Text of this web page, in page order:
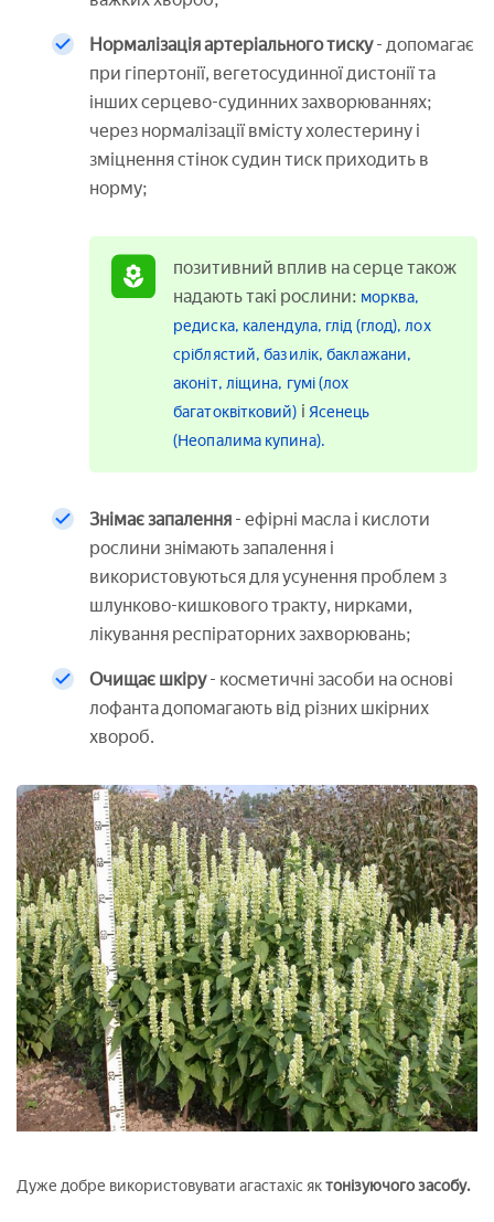
Нормалізація артеріального тиску- допомагає
при гіпертонії, вегетосудинної дистонії та
інших серцево-судинних захворюваннях;
через нормалізації вмісту холестерину і
зміцнення стінок судин тиск приходить в
норму;
позитивний вплив на серце також
надають такі рослини: морква,
редиска, календула, глід (глод),лох
сріблястий,базилік,баклажани,
аконіт, ліщина, гумі (лох
багатоквітковий) і Ясенець
(Неопалима купина).
Знімає запалення - ефірні масла і кислоти
рослини знімають запалення і
використовуються для усунення проблем з
шлунково-кишкового тракту, нирками,
лікування респіраторних захворювань;
Очищає шкіру- косметичні засоби на основі
лофанта допомагають від різних шкірних
хвороб.
Дуже добре використовувати агастахіс яктонізуючого засобу.